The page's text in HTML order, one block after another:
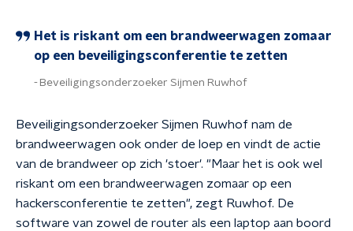
Het is riskant om een brandweerwagen zomaar
op een beveiligingsconferentie te zetten
Beveiligingsonderzoeker Sijmen Ruwhof
Beveiligingsonderzoeker Sijmen Ruwhof nam de
brandweerwagen ook onder de loep en vindt de actie
van de brandweer op zich 'stoer'. "Maar het is ook wel
riskant om een brandweerwagen zomaar op een
hackersconferentie te zetten", zegt Ruwhof. De
software van zowel de router als een laptop aan boord